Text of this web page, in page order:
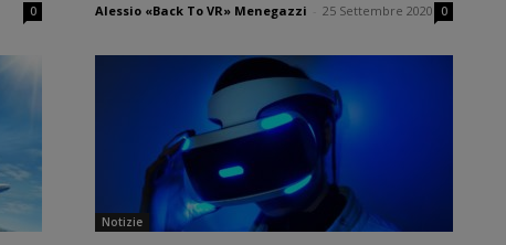
0 Alessio «Back To VR» Menegazzi 25 Settembre 2020 0
Notizie